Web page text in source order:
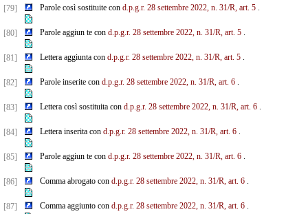
[79] Parole così sostituite con d.p.g.r. 28 settembre 2022, n. 31/R, art. 5.
[80] Parole aggiun te con d.p.g.r. 28 settembre 2022, n. 31/R, art. 5.
[81] Lettera aggiunta con d.p.g.r. 28 settembre 2022, n. 31/R, art. 5.
[82] Parole inserite con d.p.g.r. 28 settembre 2022, n. 31/R, art. 6.
[83] Lettera così sostituita con d.p.g.r. 28 settembre 2022, n. 31/R, art. 6.
[84] Lettera inserita con d.p.g.r. 28 settembre 2022, n. 31/R, art. 6.
[85] Parole aggiun te con d.p.g.r. 28 settembre 2022, n. 31/R, art. 6.
[86] Comma abrogato con d.p.g.r. 28 settembre 2022, n. 31/R, art. 6.
[87] Comma aggiunto con d.p.g.r. 28 settembre 2022, n. 31/R, art. 6.